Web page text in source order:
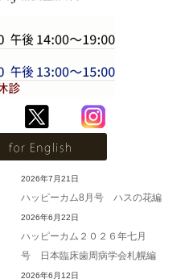
2026年7月21日
ハッピーカム8月号 ハスの花編
2026年6月22日
ハッピーカム２０２６年七月
号 日本臨床歯周病学会札幌編
2026年6月12日